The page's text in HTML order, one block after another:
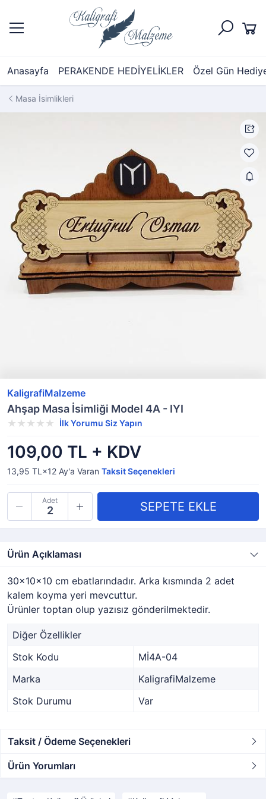
Anasayfa PERAKENDE HEDİYELİKLER Özel Gün
Masa İsimlikleri
KaligrafiMalzeme
Ahşap Masa İsimliği Model 4A - IYI
İlk Yorumu Siz Yapın
109,00 TL + KDV
13,95 TL×12 Ay'a Varan Taksit Seçenekleri
Adet
Ürün Açıklaması
30x10x10 cm ebatlarındadır. Arka kısmında 2 adet
kalem koyma yeri mevcuttur.
Ürünler toptan olup yazısız gönderilmektedir.
Diğer Özellikler
Stok Kodu
Mİ4A-04
Marka
KaligrafiMalzeme
Stok Durumu
Var
Taksit / Ödeme Seçenekleri
Ürün Yorumları